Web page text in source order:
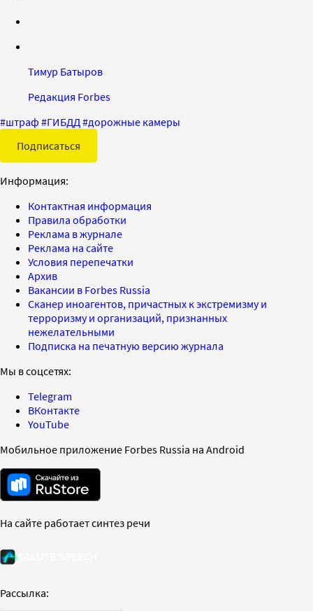
Тимур Батыров
Редакция Forbes
#штраф #ГИБДД #дорожные камеры
Подписаться
Информация:
Контактная информация
Правила обработки
Реклама в журнале
Реклама на сайте
Условия перепечатки
Архив
Вакансии в Forbes Russia
Сканер иноагентов, причастных к экстремизму и
терроризму и организаций, признанных
нежелательными
Подписка на печатную версию журнала
Мы в соцсетях:
Telegram
ВКонтакте
YouTube
Мобильное приложение Forbes Russia на Android
На сайте работает синтез речи
Рассылка: